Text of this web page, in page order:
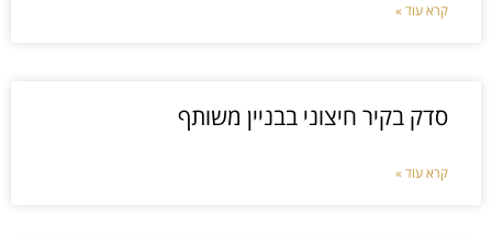
קרא עוד »
סדק בקיר חיצוני בבניין משותף
קרא עוד »